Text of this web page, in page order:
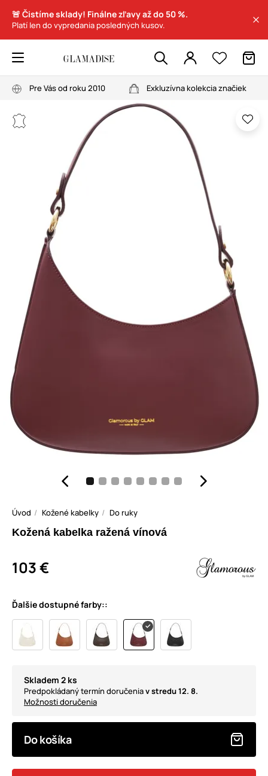
🚨 Čistíme sklady! Finálne zľavy až do 50 %.
Platí len do vypredania posledných kusov.
Pre Vás od roku 2010 Exkluzívna kolekcia značiek
Úvod Kožené kabelky Do ruky
Kožená kabelka ražená vínová
103 €
Ďalšie dostupné farby::
Skladem 2 ks
Predpokládaný termín doručeniav stredu 12. 8.
Možnosti doručenia
Do košíka